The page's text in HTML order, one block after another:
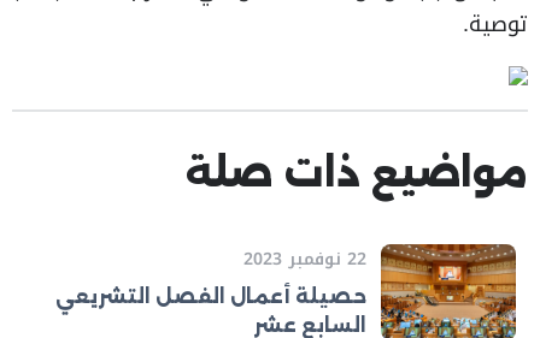
توصية.
مواضيع ذات صلة
22 نوفمبر 2023
حصيلة أعمال الفصل التشريعي
السابع عشر